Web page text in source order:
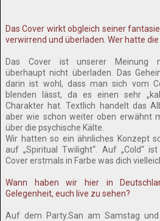
Das Cover wirkt obgleich seiner
verwirrend und überladen. Wer hatte die
Das Cover ist unserer Meinung
überhaupt nicht überladen. Das
darin ist wohl, dass man sich vom
blenden lässt, da es einen sehr
Charakter hat. Textlich handelt das
aber wie schon weiter oben erwähnt
über die psychische Kälte.
Wir hatten so ein ähnliches Konzept
auf „Spiritual Twilight“. Auf „Cold“ ist
Cover erstmals in Farbe was dich
Wann haben wir hier in
Gelegenheit, euch live zu sehen?
Auf dem Party.San am Samstag